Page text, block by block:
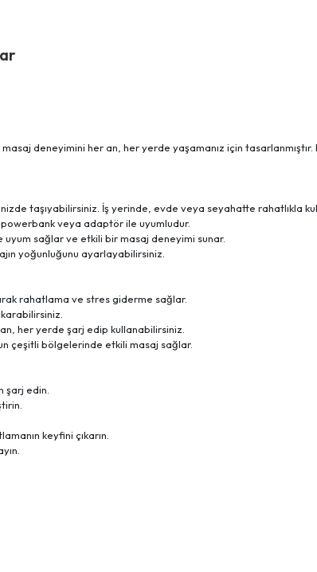
deneyimini her an, her yerde yaşamanız için
taşıyabilirsiniz. İş yerinde, evde veya seyahatte rahatlıkla
powerbank veya adaptör ile uyumludur.
uyum sağlar ve etkili bir masaj deneyimi sunar.
yoğunluğunu ayarlayabilirsiniz.
rahatlama ve stres giderme sağlar.
her yerde şarj edip kullanabilirsiniz.
çeşitli bölgelerinde etkili masaj sağlar.
şarj edin.
keyfini çıkarın.